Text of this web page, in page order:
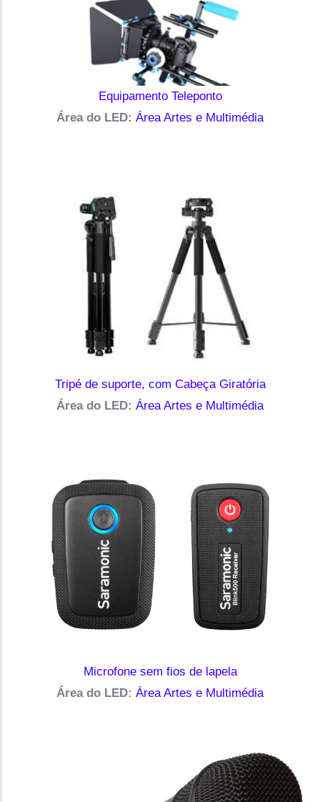
Equipamento Teleponto
Área do LED: Área Artes e Multimédia
Tripé de suporte, com Cabeça Giratória
Área do LED: Área Artes e Multimédia
Microfone sem fios de lapela
Área do LED: Área Artes e Multimédia